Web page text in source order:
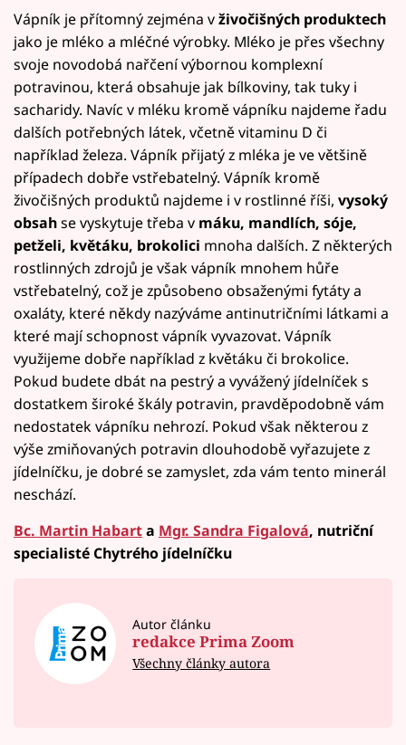
Vápník je přítomný zejména vživočišných produktech
jako je mléko a mléčné výrobky. Mléko je přes všechny
svoje novodobá nařčení výbornou komplexní
potravinou, která obsahuje jak bílkoviny, tak tuky i
sacharidy. Navíc v mléku kromě vápníku najdeme řadu
dalších potřebných látek, včetně vitaminu D či
například železa. Vápník přijatý z mléka je ve většině
případech dobře vstřebatelný. Vápník kromě
živočišných produktů najdeme i v rostlinné říši, vysoký
obsahse vyskytuje třeba v máku, mandlích, sóje,
petželi, květáku, brokolici mnoha dalších. Z některých
rostlinných zdrojů je však vápník mnohem hůře
vstřebatelný, což je způsobeno obsaženými fytáty a
oxaláty, které někdy nazýváme antinutričními látkami a
které mají schopnost vápník vyvazovat. Vápník
využijeme dobře například z květáku či brokolice.
Pokud budete dbát na pestrý a vyvážený jídelníček s
dostatkem široké škály potravin, pravděpodobně vám
nedostatek vápníku nehrozí. Pokud však některou z
výše zmiňovaných potravin dlouhodobě vyřazujete z
jídelníčku, je dobré se zamyslet, zda vám tento minerál
neschází.
Bc. Martin Habarta Mgr. Sandra Figalová, nutriční
specialisté Chytrého jídelníčku
Autor článku
redakce Prima Zoom
Všechny články autora